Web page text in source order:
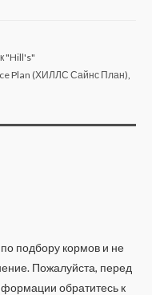
"Hill's"
Plan (ХИЛЛС Сайнс План)
подбору кормов и не
Пожалуйста, перед
обратитесь к